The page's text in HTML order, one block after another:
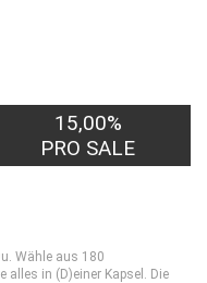
15,00%
PRO SALE
Wähle aus 180
alles in (D)einer Kapsel. Die